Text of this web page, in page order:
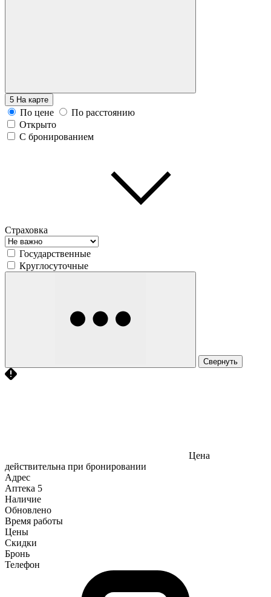
5 На карте
По цене
По расстоянию
Открыто
С бронированием
Страховка
Государственные
Круглосуточные
Свернуть
Цена
действительна при бронировании
Адрес
Аптека 5
Наличие
Обновлено
Время работы
Цены
Скидки
Бронь
Телефон